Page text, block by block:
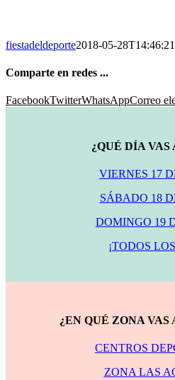
fiestadeldeporte2018-05-
Comparte en redes ...
FacebookTwitterWhatsAppCorreo
¿QUÉ DÍA VAS
VIERNES 17
SÁBADO 18
DOMINGO 19
¡TODOS
¿EN QUÉ ZONA VAS
CENTROS
ZONA LAS